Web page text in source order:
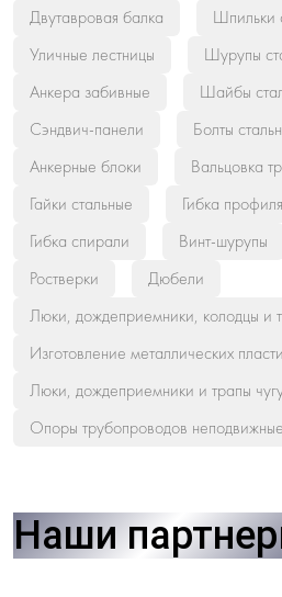
Двутавровая балка
Шпильки
Уличные лестницы
Шурупы
Анкера забивные
Шайбы
Сэндвич-панели
Болты
Анкерные блоки
Вальцовка
Гайки стальные
Гибка профиля
Гибка спирали
Винт-шурупы
Ростверки
Дюбели
Люки, дождеприемники, колодцы и
Изготовление металлических
Люки, дождеприемники и трапы
Опоры трубопроводов неподвижные
Наши